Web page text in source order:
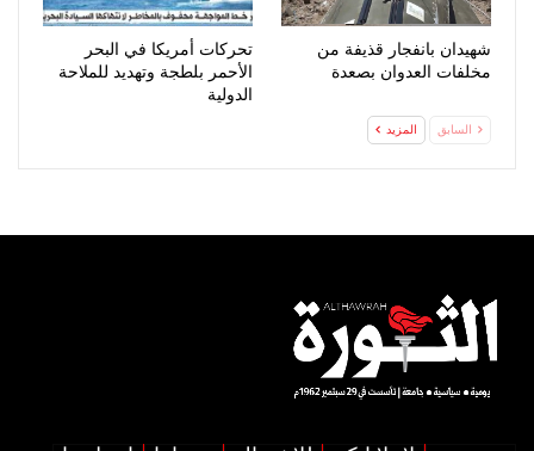
شهيدان بانفجار قذيفة من
مخلفات العدوان بصعدة
تحركات أمريكا في البحر
الأحمر بلطجة وتهديد للملاحة
الدولية
السابق المزيد